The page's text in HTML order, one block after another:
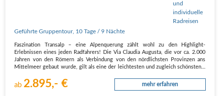
Geführte Gruppentour, 10 Tage/ 9 Nächte
Faszination Transalp – eine Alpenquerung zählt wohl zu den Highlight-
Erlebnissen eines jeden Radfahrers! Die Via Claudia Augusta, die vor ca. 2.000
Jahren von den Römern als Verbindung von den nördlichsten Provinzen ans
Mittelmeer gebaut wurde, gilt als eine der leichtesten und zugleich schönsten…
ab2.895,- € mehr erfahren